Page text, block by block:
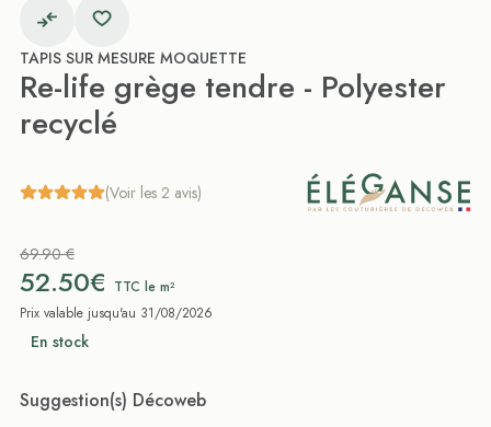
TAPIS SUR MESURE MOQUETTE
Re-life grège tendre - Polyester
recyclé
(Voir les 2 avis)
69.90 €
52.50€ TTC le m²
Prix valable jusqu'au 31/08/2026
En stock
Suggestion(s) Décoweb